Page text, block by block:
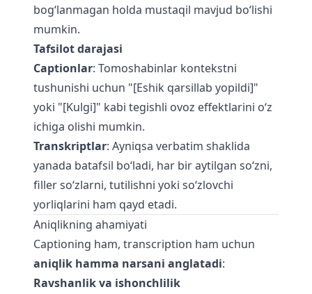
bog‘lanmagan holda mustaqil mavjud bo‘lishi
mumkin.
Tafsilot darajasi
Captionlar: Tomoshabinlar kontekstni
tushunishi uchun "[Eshik qarsillab yopildi]"
yoki "[Kulgi]" kabi tegishli ovoz effektlarini o‘z
ichiga olishi mumkin.
Transkriptlar: Ayniqsa verbatim shaklida
yanada batafsil bo‘ladi, har bir aytilgan so‘zni,
filler so‘zlarni, tutilishni yoki so‘zlovchi
yorliqlarini ham qayd etadi.
Aniqlikning ahamiyati
Captioning ham, transcription ham uchun
aniqlik hamma narsani anglatadi:
Ravshanlik va ishonchlilik